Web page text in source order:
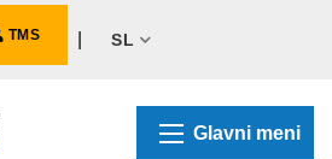
TMS SL
Glavni meni